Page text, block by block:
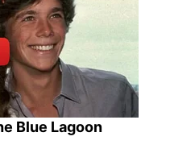
Blue Lagoon